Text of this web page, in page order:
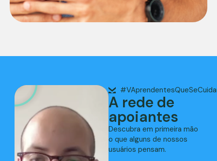
A rede de
apoiantes
Descubra em primeira mão
o que alguns de nossos
usuários pensam.